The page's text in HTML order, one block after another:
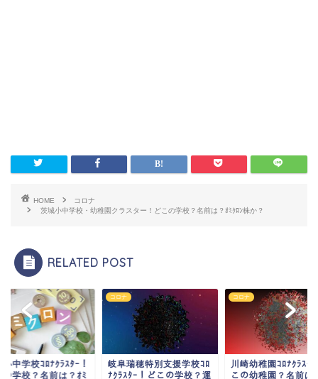
HOME
コロナ
茨城小中学校・幼稚園クラスター！どこの学校？名前は？ｵﾐｸﾛﾝ株か？
RELATED POST
小中学校ｺﾛﾅｸﾗｽﾀｰ！
の学校？名前は？ｵﾐ
コロナ
岐阜瑞穂特別支援学校ｺﾛ
ﾅｸﾗｽﾀｰ！どこの学校？運
コロナ
川崎幼稚園ｺﾛﾅｸﾗｽﾀ
この幼稚園？名前は